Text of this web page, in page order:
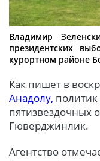
Владимир
президентских
курортном районе
Как пишет в
Анадолу,
пятизвездочных
Гюверджинлик.
Агентство